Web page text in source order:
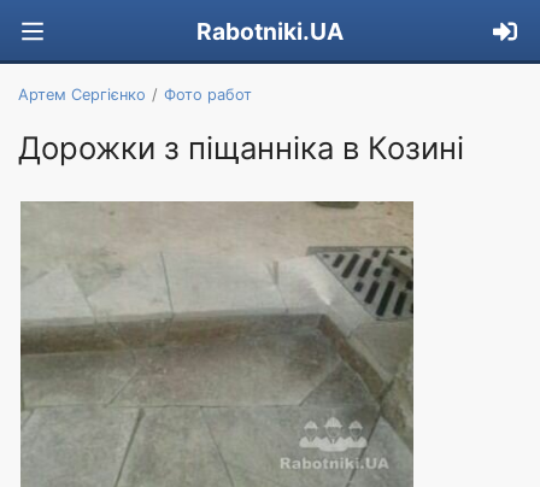
Rabotniki.UA
Артем Сергієнко Фото работ
Дорожки з піщанніка в Козині